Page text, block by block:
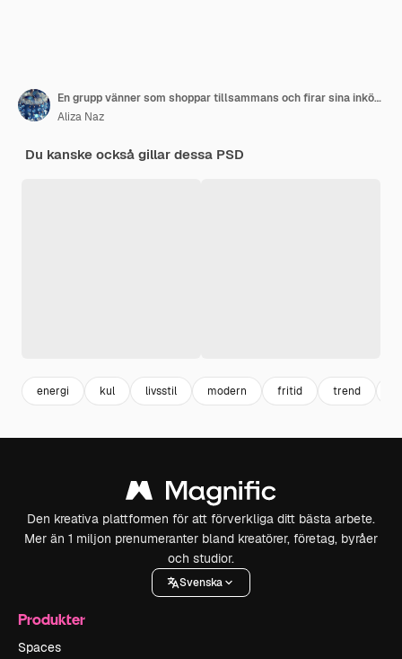
En grupp vänner som shoppar tillsammans och firar sina inköp på transparent bakgrund
Aliza Naz
Du kanske också gillar dessa PSD
energi kul livsstil modern fritid trend
Den kreativa plattformen för att förverkliga ditt bästa arbete.
Mer än 1 miljon prenumeranter bland kreatörer, företag, byråer
och studior.
Svenska
Produkter
Spaces